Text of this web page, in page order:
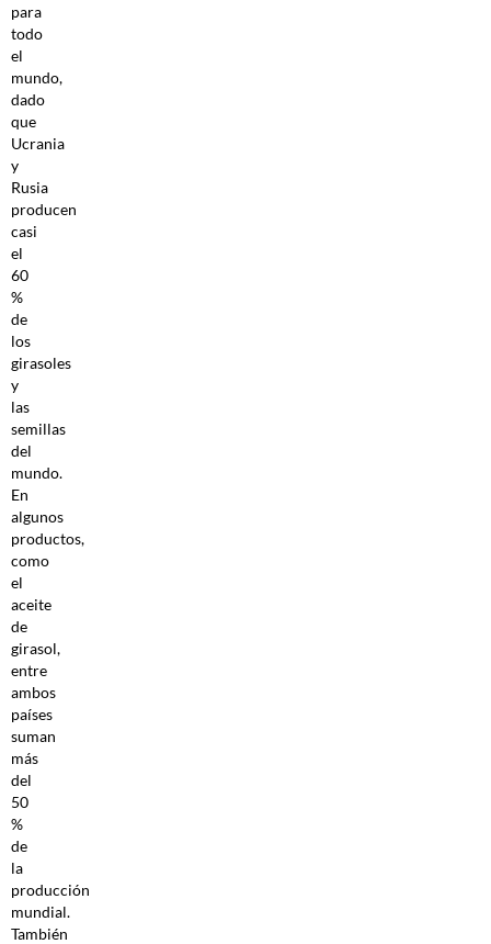
para
todo
el
mundo,
dado
que
Ucrania
y
Rusia
producen
casi
el
60
%
de
los
girasoles
y
las
semillas
del
mundo.
En
algunos
productos,
como
el
aceite
de
girasol,
entre
ambos
países
suman
más
del
50
%
de
la
producción
mundial.
También